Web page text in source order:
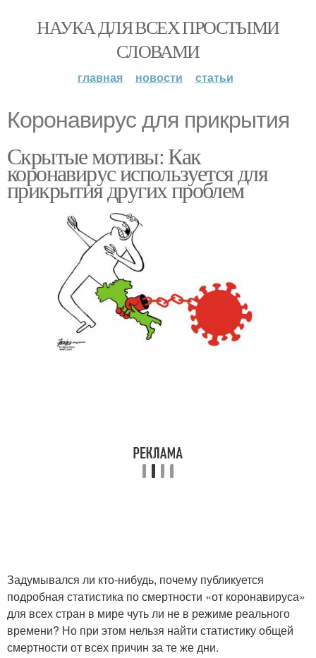
НАУКА ДЛЯ ВСЕХ ПРОСТЫМИ
СЛОВАМИ
главная новости статьи
Коронавирус для прикрытия
Скрытые мотивы: Как
коронавирус используется для
прикрытия других проблем
Задумывался ли кто-нибудь, почему публикуется
подробная статистика по смертности «от коронавируса»
для всех стран в мире чуть ли не в режиме реального
времени? Но при этом нельзя найти статистику общей
смертности от всех причин за те же дни.